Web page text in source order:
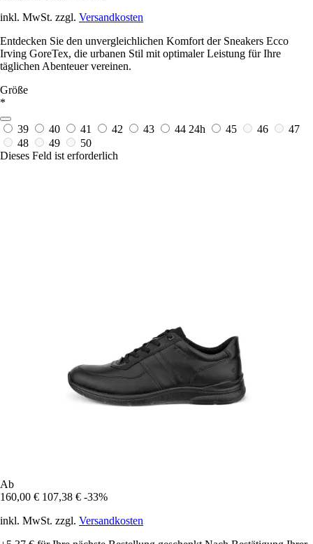
inkl. MwSt. zzgl. Versandkosten
Entdecken Sie den unvergleichlichen Komfort der Sneakers Ecco
Irving GoreTex, die urbanen Stil mit optimaler Leistung für Ihre
täglichen Abenteuer vereinen.
Größe
*
39 40 41 42 43 44 24h 45 46
47
48
49
50
Dieses Feld ist erforderlich
Ab
160,00 € 107,38 € -33%
inkl. MwSt. zzgl. Versandkosten